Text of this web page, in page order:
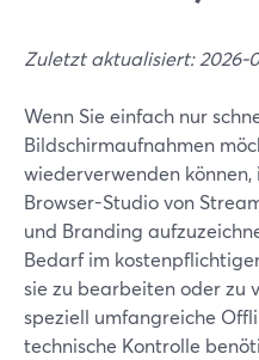
Zuletzt aktualisiert: 2026-
Wenn Sie einfach nur
Bildschirmaufnahmen
wiederverwenden
Browser-Studio von
und Branding
Bedarf im
sie zu bearbeiten oder zu
speziell umfangreiche
technische Kontrolle